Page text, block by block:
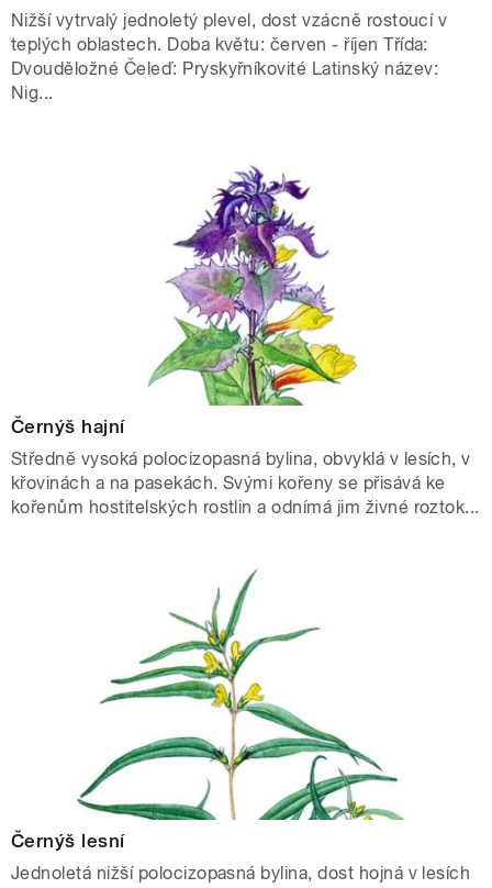
Nižší vytrvalý jednoletý plevel, dost vzácně rostoucí v
teplých oblastech. Doba květu: červen - říjen Třída:
Dvouděložné Čeleď: Pryskyřníkovité Latinský název:
Nig...
Černýš hajní
Středně vysoká polocizopasná bylina, obvyklá v lesích, v
křovinách a na pasekách. Svými kořeny se přisává ke
kořenům hostitelských rostlin a odnímá jim živné roztok...
Černýš lesní
Jednoletá nižší polocizopasná bylina, dost hojná v lesích